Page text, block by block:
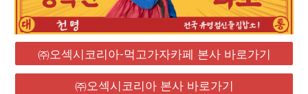
㈜오섹시코리아-먹고가자카페 본사 바로가기
㈜오섹시코리아 본사 바로가기